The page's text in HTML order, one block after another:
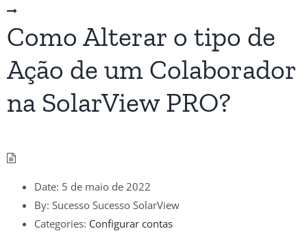
Como Alterar o tipo de
Ação de um Colaborador
na SolarView PRO?
Date: 5 de maio de 2022
By: Sucesso Sucesso SolarView
Categories: Configurar contas